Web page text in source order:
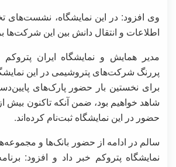
وی افزود: در این نمایشگاه، نشست‌های
اطلاعات و انتقال دانش بین این شرکت‌ها
مدیر همایش و نمایشگاه ایران
پررنگ شرکت‌های پتروشیمی در این
برای نخستین‌ بار حضور پارک‌های
حضور در این نمایشگاه ثبت‌نام کرده‌اند.
سالم در ادامه از حضور بانک‌ها و
نمایشگاه پتروکم خبر داد و افزود: